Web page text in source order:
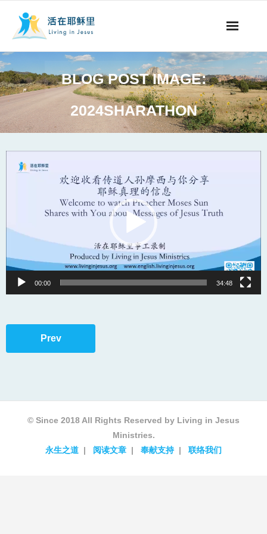
视听节目
阅读文章
永生之道
奉献支持
其他语言
BLOG POST IMAGE:
2024SHARATHON
Player
00:00 34:48
Prev
© Since 2018 All Rights Reserved by Living in Jesus
Ministries.
永生之道
阅读文章 奉献支持 联络我们